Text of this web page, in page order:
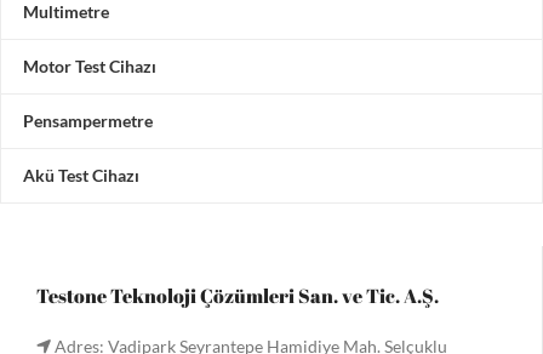
Multimetre
Motor Test Cihazı
Pensampermetre
Akü Test Cihazı
Testone Teknoloji Çözümleri San. ve Tic. A.Ş.
Adres: Vadipark Seyrantepe Hamidiye Mah. Selçuklu